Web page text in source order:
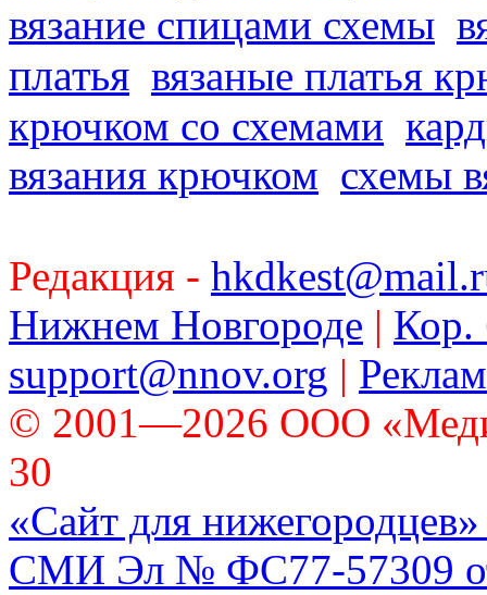
вязание спицами схемы
платья вязаные платья
крючком со схемами
вязания крючком схемы
Редакция -
Нижнем Новгороде | Кор.
support@nnov.org |
© 2001—2026 ООО
30
«Сайт для нижегородцев»
СМИ Эл № ФС77-57309